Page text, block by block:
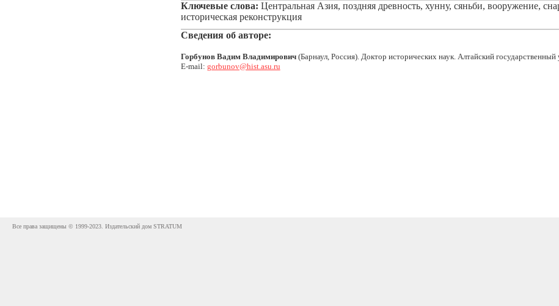
Ключевые слова: Центральная Азия, поздняя древность, хунну, сяньби, вооружение,
историческая реконструкция
Сведения об авторе:
Горбунов Вадим Владимирович(Барнаул, Россия). Доктор исторических наук. Алтайский государственный
E-mail: gorbunov@hist.asu.ru
Все права защищены © 1999-2023. Издательский дом STRATUM